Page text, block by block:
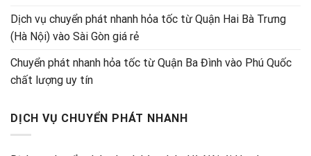
Dịch vụ chuyển phát nhanh hỏa tốc từ Quận Hai Bà Trưng
(Hà Nội) vào Sài Gòn giá rẻ
Chuyển phát nhanh hỏa tốc từ Quận Ba Đình vào Phú Quốc
chất lượng uy tín
DỊCH VỤ CHUYỂN PHÁT NHANH